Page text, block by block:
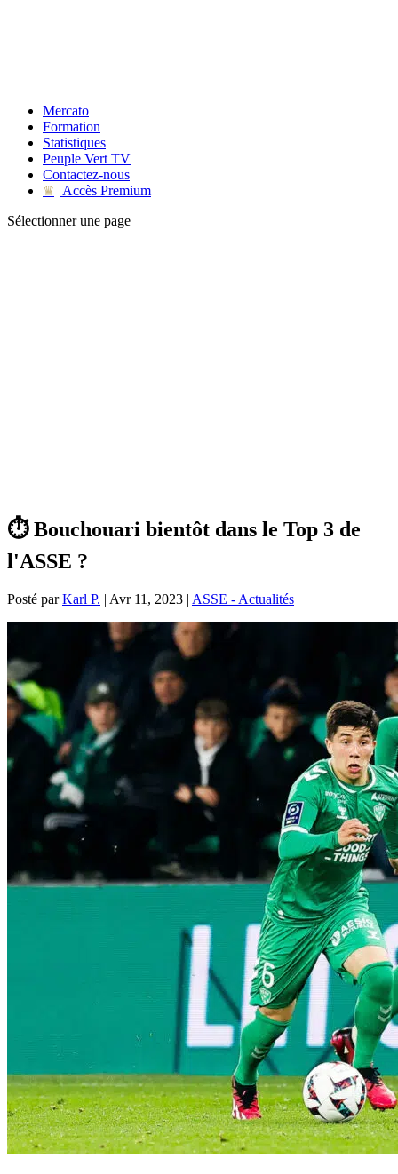
Mercato
Formation
Statistiques
Peuple Vert TV
Contactez-nous
♛
Accès Premium
Sélectionner une page
⏱️ Bouchouari bientôt dans le Top 3 de
l'ASSE ?
Posté parKarl P. | Avr 11, 2023 | ASSE - Actualités